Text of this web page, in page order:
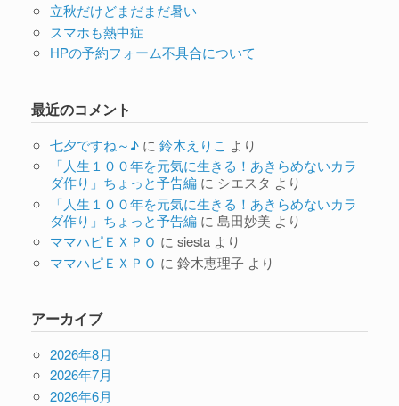
立秋だけどまだまだ暑い
スマホも熱中症
HPの予約フォーム不具合について
最近のコメント
七夕ですね～♪に 鈴木えりこ より
「人生１００年を元気に生きる！あきらめないカラ
ダ作り」ちょっと予告編に シエスタ より
「人生１００年を元気に生きる！あきらめないカラ
ダ作り」ちょっと予告編に 島田妙美 より
ママハピＥＸＰＯ に siestaより
ママハピＥＸＰＯ に 鈴木恵理子より
アーカイブ
2026年8月
2026年7月
2026年6月